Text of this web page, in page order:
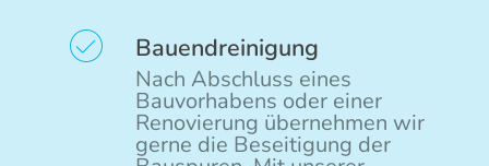
Bauendreinigung
Nach Abschluss eines
Bauvorhabens oder einer
Renovierung übernehmen wir
gerne die Beseitigung der